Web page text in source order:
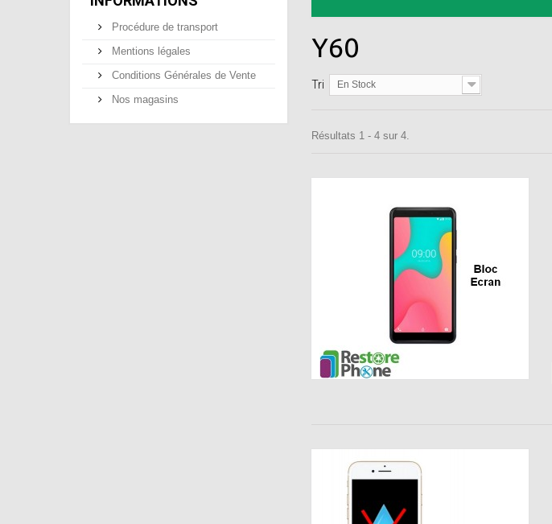
Procédure de transport
Mentions légales
Conditions Générales de Vente
Nos magasins
Y60
Tri En Stock
Résultats 1 - 4 sur 4.